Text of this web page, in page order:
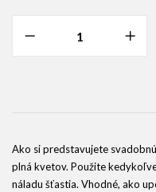
Ako si predstavujete
plná kvetov. Použite
náladu šťastia. Vhodné, ako